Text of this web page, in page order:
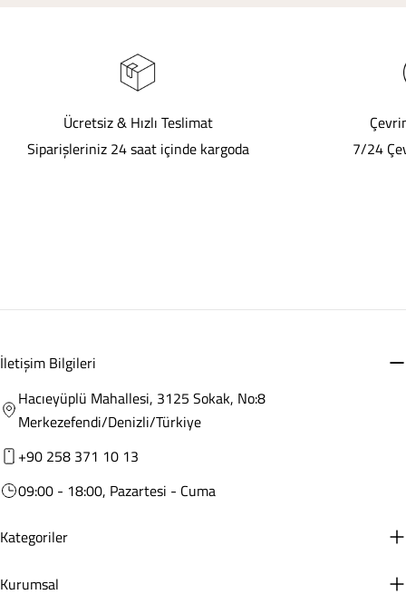
Ücretsiz & Hızlı Teslimat
Siparişleriniz 24 saat içinde kargoda
7/24
İletişim Bilgileri
Hacıeyüplü Mahallesi, 3125 Sokak, No:8
Merkezefendi/Denizli/Türkiye
+90 258 371 10 13
09:00 - 18:00, Pazartesi - Cuma
Kategoriler
Kurumsal